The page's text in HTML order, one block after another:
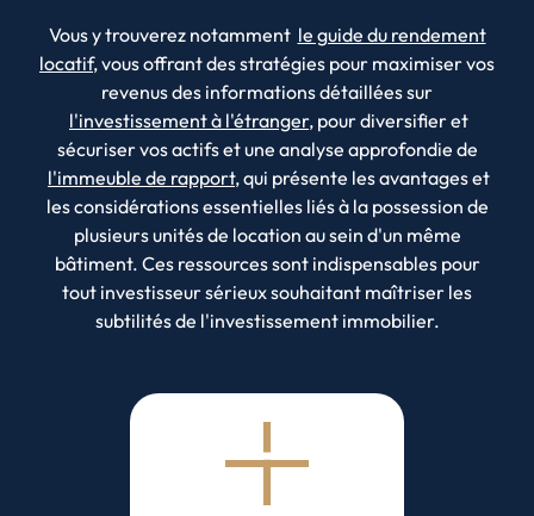
Vous y trouverez notamment le guide du rendement
locatif, vous offrant des stratégies pour maximiser vos
revenus des informations détaillées sur
l'investissement à l'étranger, pour diversifier et
sécuriser vos actifs et une analyse approfondie de
l'immeuble de rapport, qui présente les avantages et
les considérations essentielles liés à la possession de
plusieurs unités de location au sein d'un même
bâtiment. Ces ressources sont indispensables pour
tout investisseur sérieux souhaitant maîtriser les
subtilités de l'investissement immobilier.